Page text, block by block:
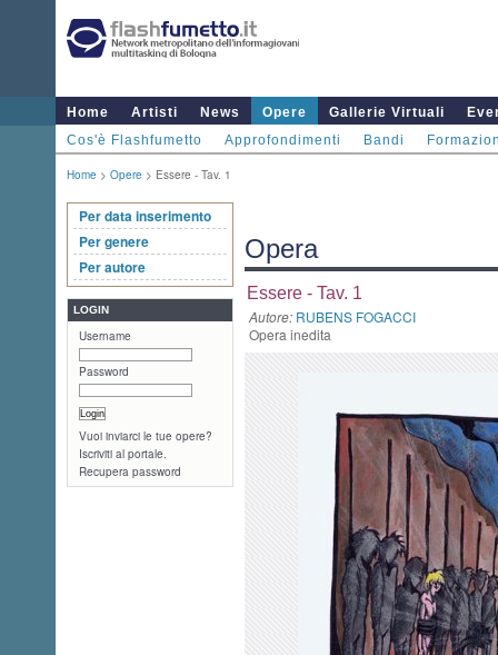
Home Artisti News Opere Gallerie Virtuali
Cos'è Flashfumetto
Approfondimenti Bandi
Home > Opere > Essere - Tav. 1
Per data inserimento
Per genere
Per autore
LOGIN
Username
Password
Vuoi inviarci le tue opere?
Iscriviti al portale.
Recupera password
Opera
Essere - Tav. 1
Autore: RUBENS FOGACCI
Opera inedita